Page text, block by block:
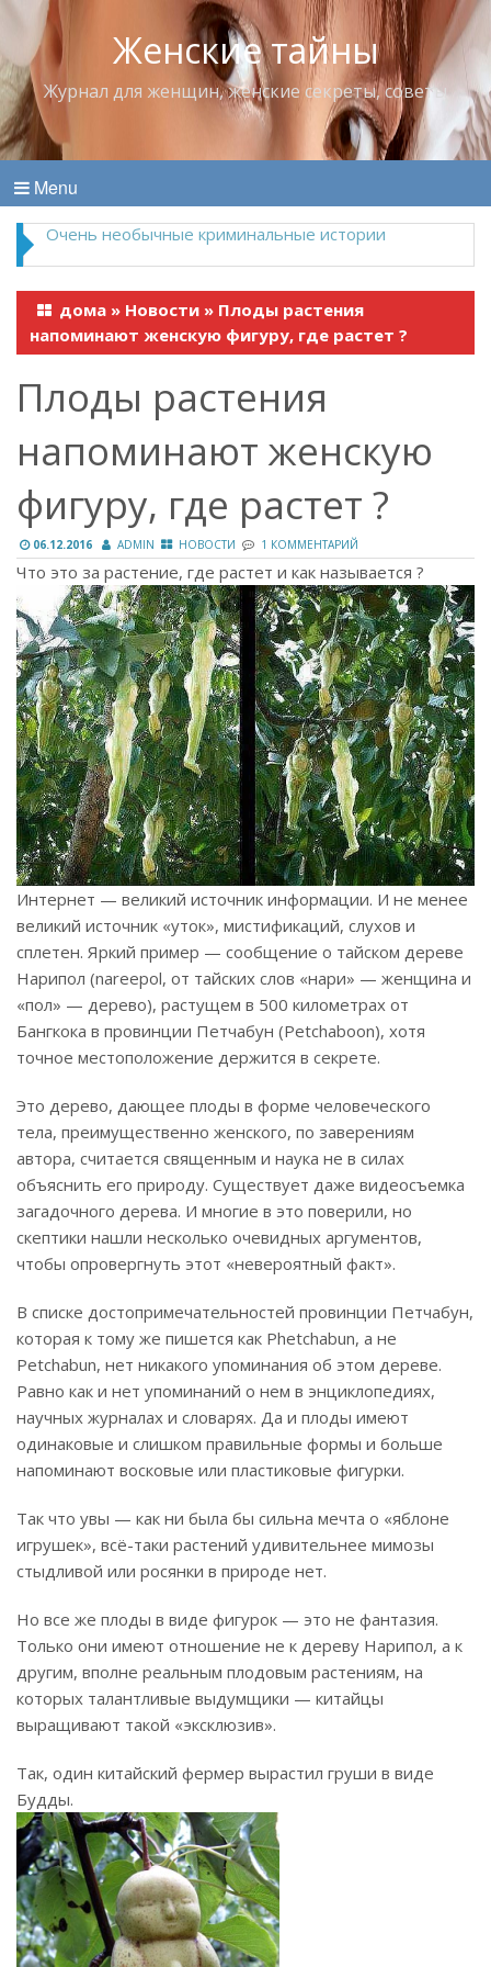
Женские тайны
Журнал для женщин, женские секреты, советы
Menu
Владимир Набоков — повелитель Лоллит
дома » Новости » Плоды растения
напоминают женскую фигуру, где растет ?
Плоды растения
напоминают женскую
фигуру, где растет ?
06.12.2016 ADMIN НОВОСТИ 1 КОММЕНТАРИЙ
Что это за растение, где растет и как называется ?
Интернет — великий источник информации. И не менее
великий источник «уток», мистификаций, слухов и
сплетен. Яркий пример — сообщение о тайском дереве
Нарипол (nareepol, от тайских слов «нари» — женщина и
«пол» — дерево), растущем в 500 километрах от
Бангкока в провинции Петчабун (Petchaboon), хотя
точное местоположение держится в секрете.
Это дерево, дающее плоды в форме человеческого
тела, преимущественно женского, по заверениям
автора, считается священным и наука не в силах
объяснить его природу. Существует даже видеосъемка
загадочного дерева. И многие в это поверили, но
скептики нашли несколько очевидных аргументов,
чтобы опровергнуть этот «невероятный факт».
В списке достопримечательностей провинции Петчабун,
которая к тому же пишется как Phetchabun, а не
Petchabun, нет никакого упоминания об этом дереве.
Равно как и нет упоминаний о нем в энциклопедиях,
научных журналах и словарях. Да и плоды имеют
одинаковые и слишком правильные формы и больше
напоминают восковые или пластиковые фигурки.
Так что увы — как ни была бы сильна мечта о «яблоне
игрушек», всё-таки растений удивительнее мимозы
стыдливой или росянки в природе нет.
Но все же плоды в виде фигурок — это не фантазия.
Только они имеют отношение не к дереву Нарипол, а к
другим, вполне реальным плодовым растениям, на
которых талантливые выдумщики — китайцы
выращивают такой «эксклюзив».
Так, один китайский фермер вырастил груши в виде
Будды.